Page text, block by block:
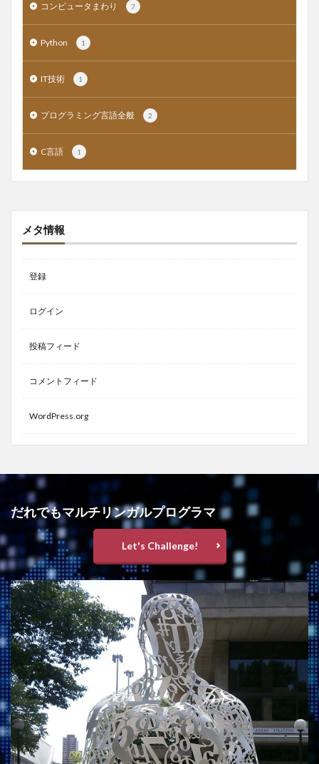
コンピュータまわり 7
Python 1
IT技術 1
プログラミング言語全般 2
C言語 1
メタ情報
登録
ログイン
投稿フィード
コメントフィード
WordPress.org
だれでもマルチリンガルプログラマ
Let's Challenge!